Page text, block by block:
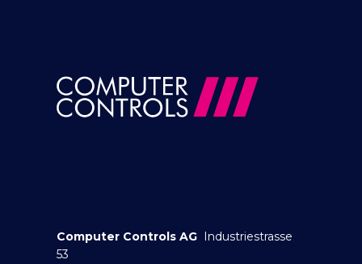
Computer Controls AG Industriestrasse
53